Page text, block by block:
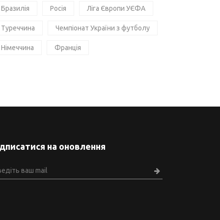
Бразилія Росія Ліга Європи УЄФА
Туреччина Чемпіонат України з футболу
Німеччина Франція
на оновлення